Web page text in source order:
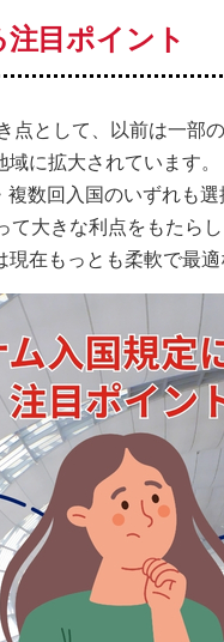
目ポイント
点として、以前は一部
に拡大されています
数回入国のいずれも
大きな利点をもたら
在もっとも柔軟で最適